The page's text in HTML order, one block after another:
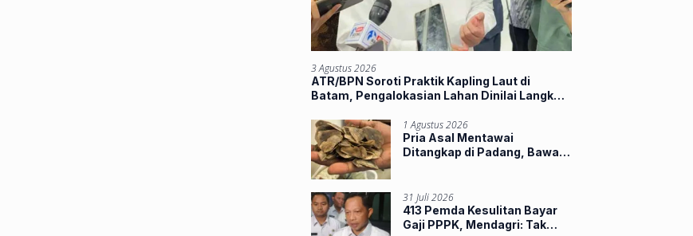
3 Agustus 2026
ATR/BPN Soroti Praktik Kapling Laut di
Batam, Pengalokasian Lahan Dinilai Langkahi
1 Agustus 2026
Pria Asal Mentawai
Ditangkap di Padang, Bawa
31 Juli 2026
413 Pemda Kesulitan Bayar
Gaji PPPK, Mendagri: Tak